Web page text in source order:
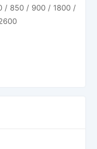
/ 850 / 900 / 1800 /